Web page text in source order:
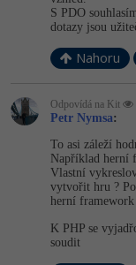
S PDO
dotazy jsou
Nahoru
Odpovídá na Kit
Petr Nymsa:
To asi záleží
Například herní
Vlastní
vytvořit hru ?
herní framework
K PHP se
soudit